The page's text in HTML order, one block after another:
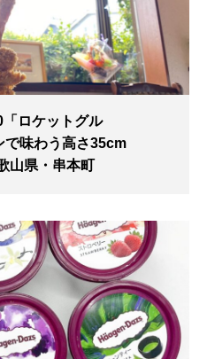
「ロケットグル
で味わう高さ35cm
山県・串本町